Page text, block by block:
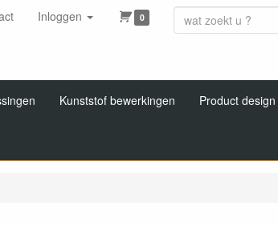
Inloggen 0
Kunststof bewerkingen Product design